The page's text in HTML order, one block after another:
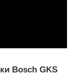
Bosch GKS